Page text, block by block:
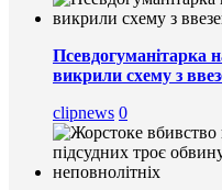
Псевдогуманітарка
викрили схему з
clipnews 0